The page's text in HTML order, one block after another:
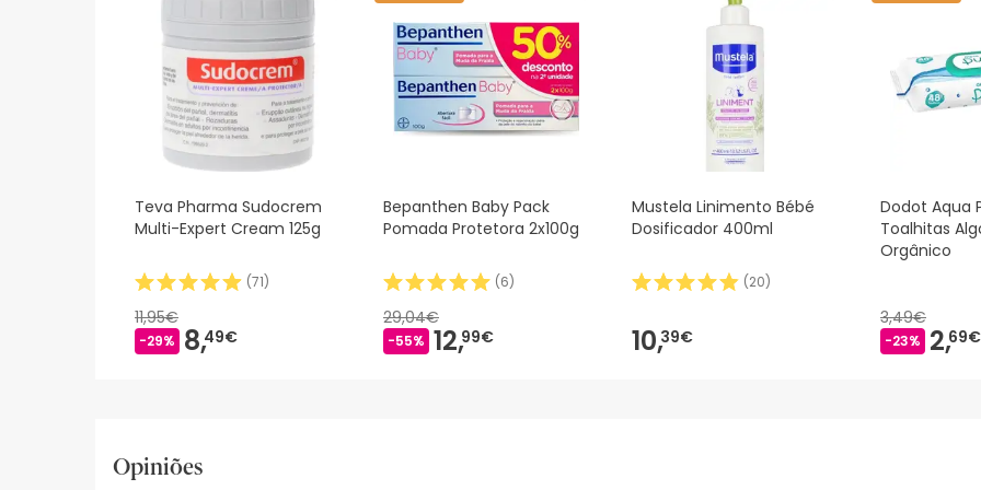
sobre segurança, não hesites em contactar-nos. Além disso, se desejares, também podes devolver o produto
Teva Pharma Sudocrem
Multi-Expert Cream 125g
(71)
11,95€
-29% 8,49€
Bepanthen Baby Pack
Pomada Protetora 2x100g
(6)
29,04€
-55% 12,99€
Mustela Linimento Bébé
Dosificador 400ml
(20)
10,39€
Dodot Aqua
Toalhitas
Orgânico
3,49€
-23% 2,69€
Opiniões